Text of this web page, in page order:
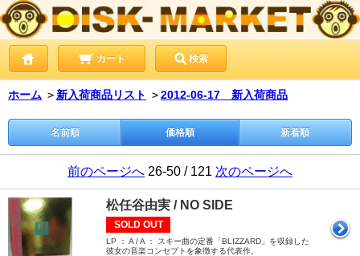
カート 検索
ホーム ＞ 新入荷商品リスト ＞2012-06-17 新入荷商品
名前順 価格順 新着順
前のページへ 26-50 / 121 次のページへ
松任谷由実 / NO SIDE
SOLD OUT
LP ： A / A ： スキー曲の定番「BLIZZARD」を収録した
彼女の音楽コンセプトを象徴する代表作。